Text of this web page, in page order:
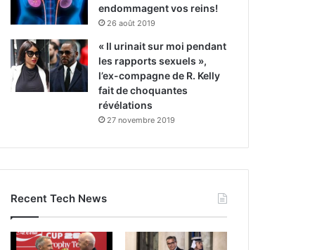
endommagent vos reins!
26 août 2019
« Il urinait sur moi pendant
les rapports sexuels »,
l’ex-compagne de R. Kelly
fait de choquantes
révélations
27 novembre 2019
Recent Tech News